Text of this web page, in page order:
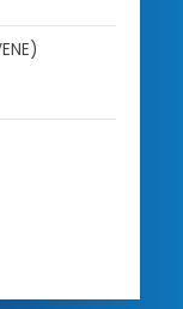
2,832.00 RSD